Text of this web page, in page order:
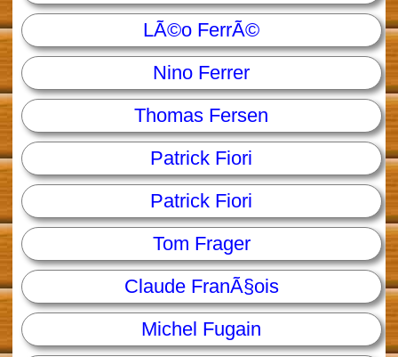
LÃ©o FerrÃ©
Nino Ferrer
Thomas Fersen
Patrick Fiori
Patrick Fiori
Tom Frager
Claude FranÃ§ois
Michel Fugain